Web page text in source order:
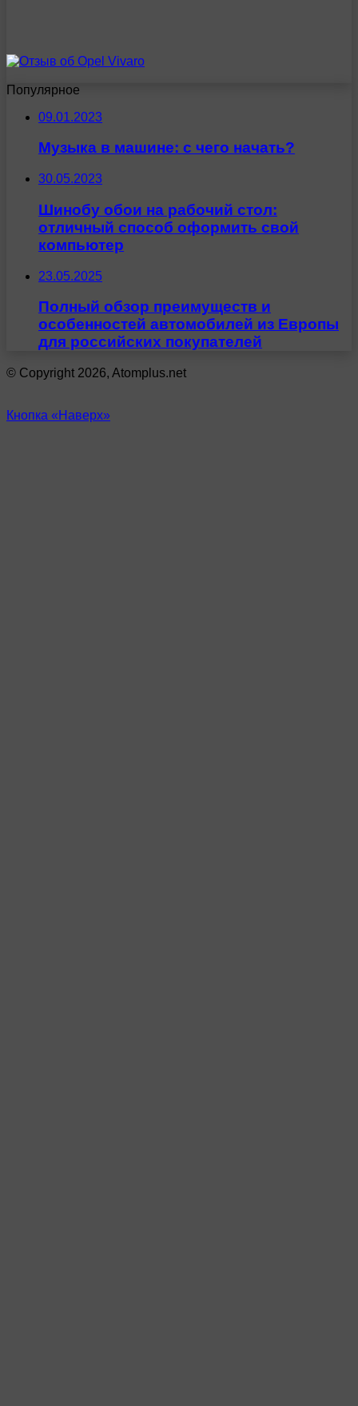
Популярное
09.01.2023
Музыка в машине: с чего начать?
30.05.2023
Шинобу обои на рабочий стол:
отличный способ оформить свой
компьютер
23.05.2025
Полный обзор преимуществ и
особенностей автомобилей из Европы
для российских покупателей
© Copyright 2026, Atomplus.net
Кнопка «Наверх»